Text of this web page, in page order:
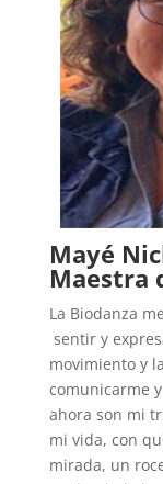
Mayé
Maestra
La Biodanza
sentir y
movimiento y
comunicarme
ahora son mi
mi vida, con
mirada, un